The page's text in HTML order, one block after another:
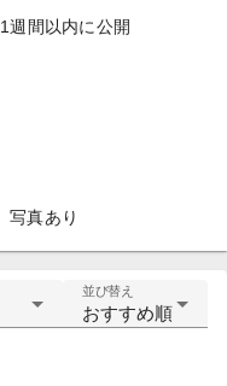
1週間以内に公開
写真あり
並び替え
おすすめ順